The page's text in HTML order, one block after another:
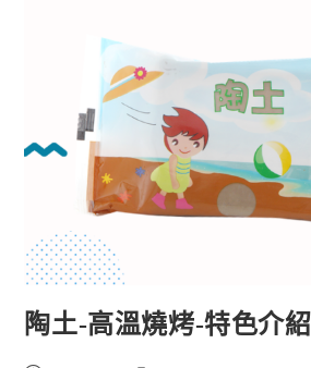
陶土-高溫燒烤-特色介紹